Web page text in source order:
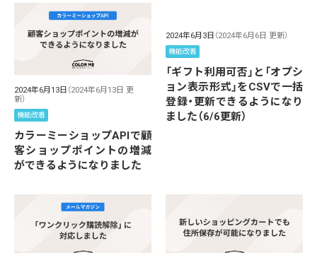
2024年6月13日 （2024年6月13日 更
新）
機能改善
カラーミーショップAPIで顧
客ショップポイントの増減
ができるようになりました
2024年6月3日 （2024年6月6日 更新）
機能改善
「ギフト利用可否」と「オプシ
ョン表示形式」をCSVで一括
登録・更新できるようになり
ました（6/6更新）